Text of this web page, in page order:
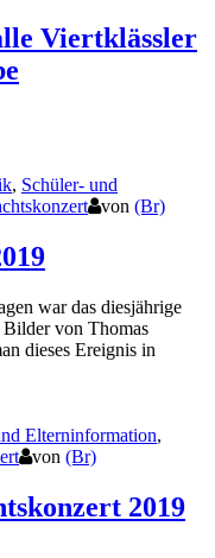
Viertklässler
, Schüler- und
von (Br)
war das diesjährige
Bilder von Thomas
dieses Ereignis in
Elterninformation,
von (Br)
2019